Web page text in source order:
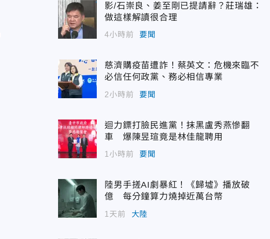
影/石崇良、姜至剛已提請辭？莊瑞雄：
做這樣解讀很合理
4小時前 要聞
慈濟購疫苗遭詐！蔡英文：危機來臨不
必信任何政黨、務必相信專業
2小時前 要聞
迴力鏢打臉民進黨！抹黑盧秀燕慘翻
車 爆陳昱瑄竟是林佳龍聘用
1小時前 要聞
陸男手搓AI劇暴紅！《歸墟》播放破
億 每分鐘算力燒掉近萬台幣
1天前 大陸